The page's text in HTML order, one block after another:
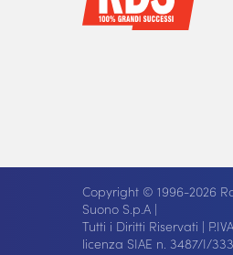
Copyright © 1996-2026
Suono S.p.A |
Tutti i Diritti Riservati |
licenza SIAE n. 3487/I/